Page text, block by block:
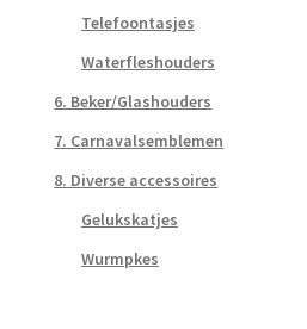
Telefoontasjes
Waterfleshouders
6. Beker/Glashouders
7. Carnavalsemblemen
8. Diverse accessoires
Gelukskatjes
Wurmpkes